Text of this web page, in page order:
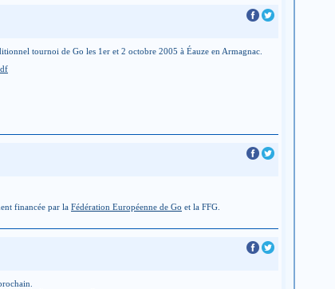
tournoi de Go les 1er et 2 octobre 2005 à Éauze en Armagnac.
financée par la Fédération Européenne de Go et la FFG.